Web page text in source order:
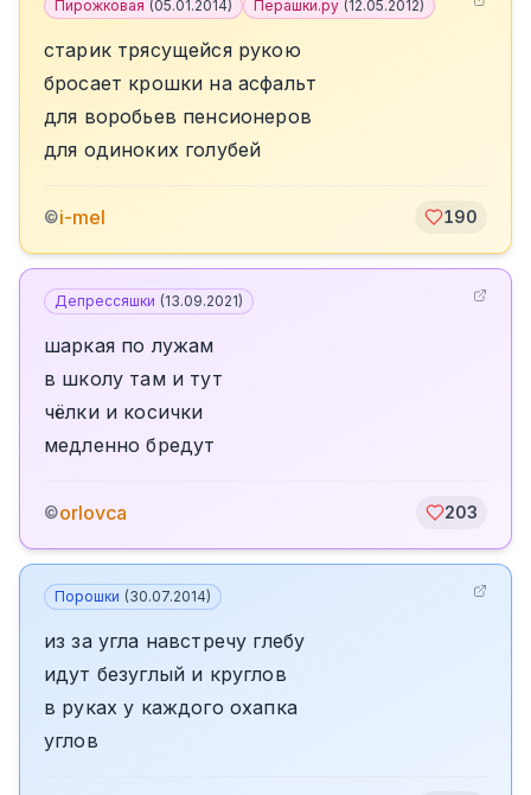
Пирожковая (05.01.2014) Перашки.ру (12.05.2012)
старик трясущейся рукою
бросает крошки на асфальт
для воробьев пенсионеров
для одиноких голубей
©i-mel 190
Депрессяшки (13.09.2021)
шаркая по лужам
в школу там и тут
чёлки и косички
медленно бредут
©orlovca 203
Порошки (30.07.2014)
из за угла навстречу глебу
идут безуглый и круглов
в руках у каждого охапка
углов